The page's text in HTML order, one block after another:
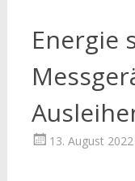
Energie
13. August 2022